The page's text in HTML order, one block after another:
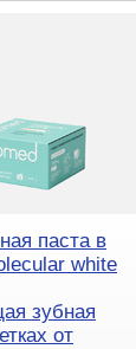
паста в
white
зубная
от